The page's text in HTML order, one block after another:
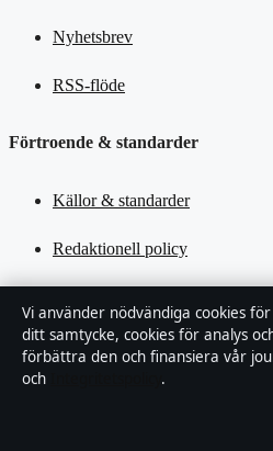
Nyhetsbrev
RSS-flöde
Förtroende & standarder
Källor & standarder
Redaktionell policy
Tillgänglighetsredogörelse
Vi använder nödvändiga cookies
ditt samtycke, cookies för analys
förbättra den och finansiera vår
och
.